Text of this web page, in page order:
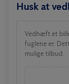
Husk at
Vedhæft et
fuglene er.
mulige tilbud.